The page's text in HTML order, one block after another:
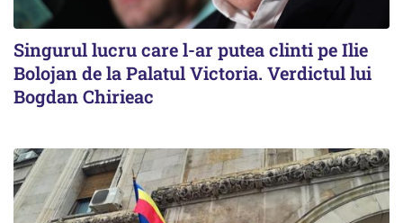
Singurul lucru care l-ar putea clinti pe Ilie
Bolojan de la Palatul Victoria. Verdictul lui
Bogdan Chirieac